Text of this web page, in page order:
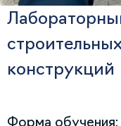
конструкций
Форма обучения: